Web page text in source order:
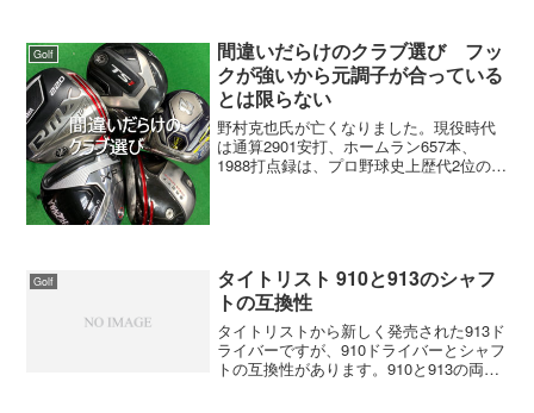
でしょうか？ところが、意外にも自分の
クラブに使われているグリ...
Golf
間違いだらけのクラブ選び フッ
クが強いから元調子が合っている
とは限らない
野村克也氏が亡くなりました。現役時代
は通算2901安打、ホームラン657本、
1988打点録は、プロ野球史上歴代2位の記
Golf
タイトリスト 910と913のシャフ
トの互換性
タイトリストから新しく発売された913ド
ライバーですが、910ドライバーとシャフ
トの互換性があります。910と913の両方